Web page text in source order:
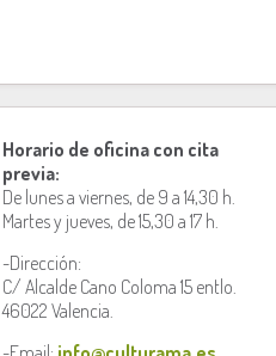
Horario de oficina con cita
previa:
De lunes a viernes, de 9 a 14,30 h.
Martes y jueves, de 15,30 a 17 h.
-Dirección:
C/ Alcalde Cano Coloma 15 entlo.
46022 Valencia.